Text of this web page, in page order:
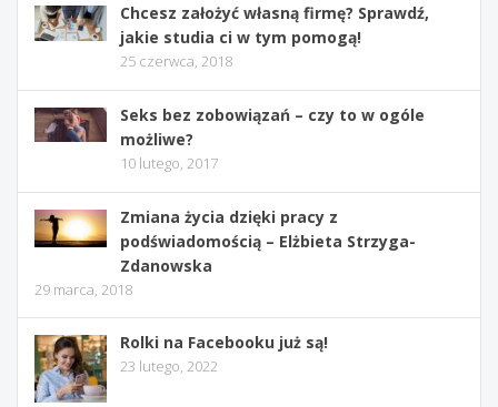
Chcesz założyć własną firmę? Sprawdź,
jakie studia ci w tym pomogą!
25 czerwca, 2018
Seks bez zobowiązań – czy to w ogóle
możliwe?
10 lutego, 2017
Zmiana życia dzięki pracy z
podświadomością – Elżbieta Strzyga-
Zdanowska
29 marca, 2018
Rolki na Facebooku już są!
23 lutego, 2022